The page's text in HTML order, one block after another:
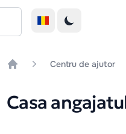
Centru de ajutor
Casa